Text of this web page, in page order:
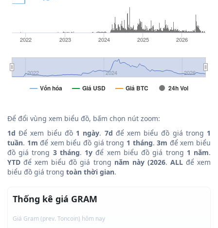
Vốn hóa Giá USD Giá BTC 24h Vol
2022 2023 2024 2025 2026
2022 2024 2026
Để đổi vùng xem biểu đồ, bấm chọn nút zoom:
1d Để xem biểu đồ 1 ngày. 7d để xem biểu đồ giá trong 1
tuần. 1m để xem biểu đồ giá trong 1 tháng.3m để xem biểu
đồ giá trong 3 tháng. 1y để xem biểu đồ giá trong 1 năm.
YTD để xem biểu đồ giá trong năm này (2026. ALLđể xem
biểu đồ giá trong toàn thời gian.
Thống kê giá GRAM
Giá Gram (prev. Toncoin) hôm nay